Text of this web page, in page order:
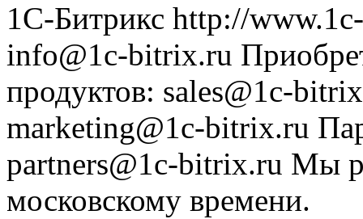
1С-Битрикс http://
info@1c-bitrix.ru
продуктов: sales@1c-
marketing@1c-bitrix.ru
partners@1c-bitrix.ru Мы
московскому времени.